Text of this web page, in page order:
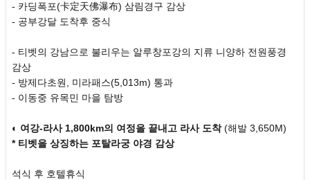
- 카딩폭포(卡定天佛瀑布) 삼림경구 감상
- 공부강달 도착후 중식
- 티벳의 강남으로 불리우는 알루창포강의 지류 니양하 전원풍경
감상
- 방제다초원, 미라패스(5,013m) 통과
- 이동중 유목민 마을 탐방
◐ 여강-라사 1,800km의 여정을 끝내고 라사 도착(해발 3,650M)
* 티벳을 상징하는 포탈라궁 야경 감상
석식 후 호텔휴식